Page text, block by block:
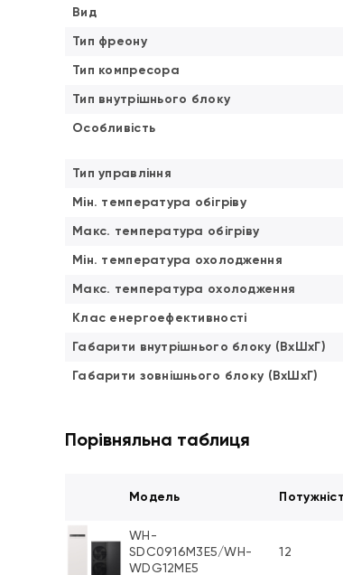
Вид
Тип фреону
Тип компресора
Тип внутрішнього блоку
Особливість
Тип управління
Мін. температура обігріву
Макс. температура обігріву
Мін. температура охолодження
Макс. температура охолодження
Клас енергоефективності
Габарити внутрішнього блоку (ВхШхГ)
Габарити зовнішнього блоку (ВхШхГ)
Порівняльна таблиця
Модель
WH-
SDC0916M3E5/WH-
WDG12ME5
12